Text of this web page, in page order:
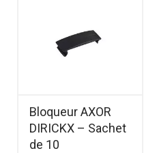
Bloqueur AXOR
DIRICKX – Sachet
de 10